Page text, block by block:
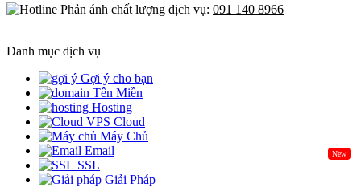
Phản ánh chất lượng dịch vụ: 091 140 8966
Danh mục dịch vụ
Gợi ý cho bạn
Tên Miền
Hosting
Cloud
Máy Chủ
New
Email
SSL
Giải Pháp